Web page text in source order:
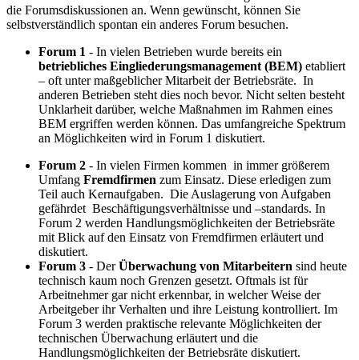
die Forumsdiskussionen an. Wenn gewünscht, können Sie
selbstverständlich spontan ein anderes Forum besuchen.
Forum 1 - In vielen Betrieben wurde bereits ein
betriebliches Eingliederungsmanagement (BEM) etabliert
– oft unter maßgeblicher Mitarbeit der Betriebsräte. In
anderen Betrieben steht dies noch bevor. Nicht selten besteht
Unklarheit darüber, welche Maßnahmen im Rahmen eines
BEM ergriffen werden können. Das umfangreiche Spektrum
an Möglichkeiten wird in Forum 1 diskutiert.
Forum 2 - In vielen Firmen kommen in immer größerem
Umfang Fremdfirmen zum Einsatz. Diese erledigen zum
Teil auch Kernaufgaben. Die Auslagerung von Aufgaben
gefährdet Beschäftigungsverhältnisse und –standards. In
Forum 2 werden Handlungsmöglichkeiten der Betriebsräte
mit Blick auf den Einsatz von Fremdfirmen erläutert und
diskutiert.
Forum 3 - DerÜberwachung von Mitarbeitern sind heute
technisch kaum noch Grenzen gesetzt. Oftmals ist für
Arbeitnehmer gar nicht erkennbar, in welcher Weise der
Arbeitgeber ihr Verhalten und ihre Leistung kontrolliert. Im
Forum 3 werden praktische relevante Möglichkeiten der
technischen Überwachung erläutert und die
Handlungsmöglichkeiten der Betriebsräte diskutiert.